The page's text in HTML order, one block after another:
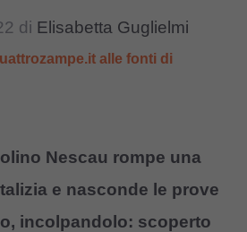
di Elisabetta Guglielmi
alle fonti di
Nescau rompe una
e nasconde le prove
incolpandolo: scoperto